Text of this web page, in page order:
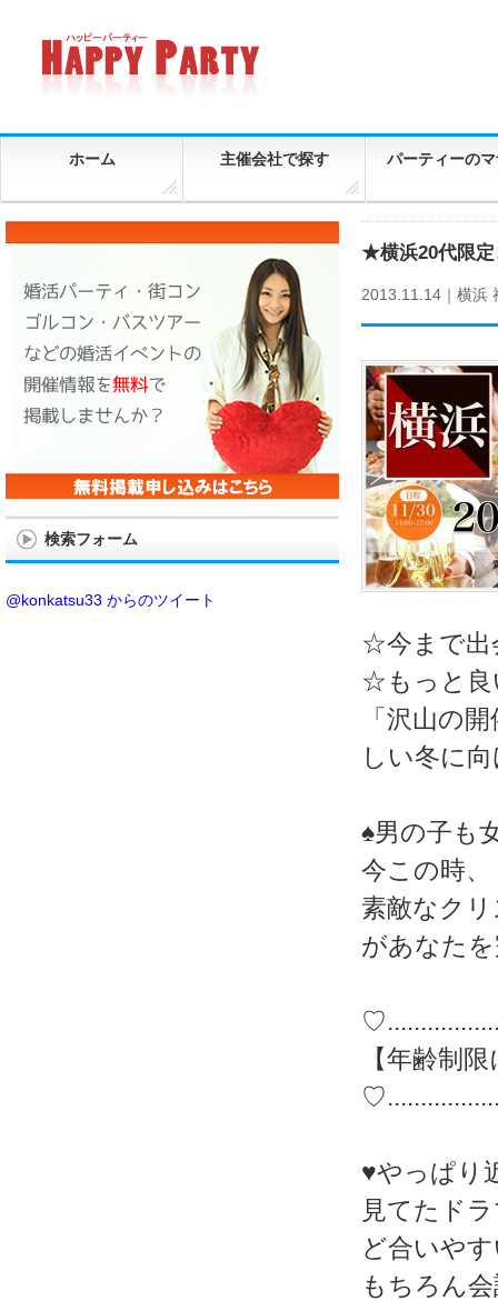
ホーム 主催会社で探す パーティーの
★横浜20代限定
2013.11.14｜ 横浜
☆今まで出
☆もっと良
「沢山の
しい冬に
♠男の子も
今この時
素敵なク
があなた
【年齢制
♥やっぱり
見てたド
ど合いや
もちろん
検索フォーム
@konkatsu33 からのツイート